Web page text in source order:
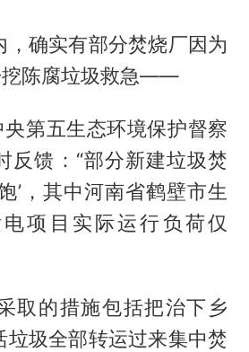
，确实有部分焚烧厂因为
挖陈腐垃圾救急——
第五生态环境保护督察
反馈：“部分新建垃圾焚
’，其中河南省鹤壁市生
项目实际运行负荷仅
取的措施包括把治下乡
垃圾全部转运过来集中焚